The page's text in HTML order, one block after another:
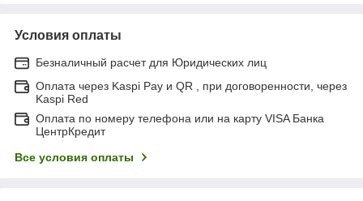
Условия оплаты
Безналичный расчет для Юридических лиц
Оплата через Kaspi Pay и QR , при договоренности, через
Kaspi Red
Оплата по номеру телефона или на карту VISA Банка
ЦентрКредит
Все условия оплаты